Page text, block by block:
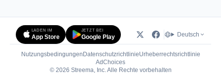
LADEN IM
App Store
JETZT BEI
Google Play Deutsch
Nutzungsbedingungen DatenschutzrichtlinieUrheberrechtsrichtlinie
AdChoices(öffnet in neuem Tab)
© 2026 Streema, Inc. Alle Rechte vorbehalten